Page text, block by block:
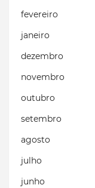
fevereiro
janeiro
dezembro
novembro
outubro
setembro
agosto
julho
junho